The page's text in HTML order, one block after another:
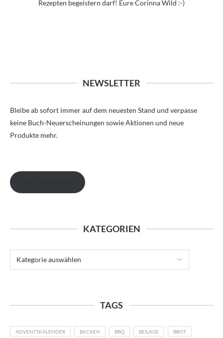
Rezepten begeistern darf! Eure Corinna Wild :-)
NEWSLETTER
Bleibe ab sofort immer auf dem neuesten Stand und verpasse
keine Buch-Neuerscheinungen sowie Aktionen und neue
Produkte mehr.
KATEGORIEN
TAGS
ADVENTSKALENDER BACKEN BBQ BEILAGE BROT